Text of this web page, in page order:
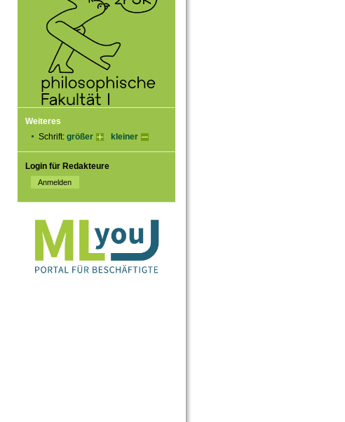
Weiteres
Schrift: größer kleiner
Login für Redakteure